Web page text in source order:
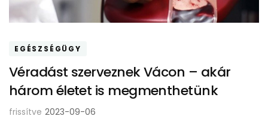
EGÉSZSÉGÜGY
Véradást szerveznek Vácon – akár
három életet is megmenthetünk
frissítve 2023-09-06